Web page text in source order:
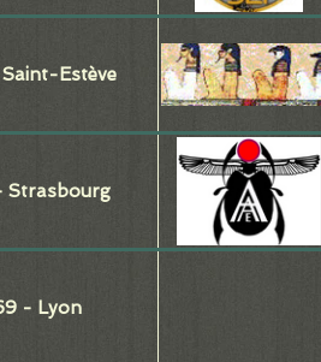
Estève
Strasbourg
- Lyon